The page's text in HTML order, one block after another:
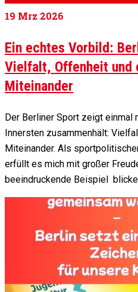
19 Mrz 2026
Ein echtes Vorbild:
Vielfalt, Offenheit und
Miteinander
Der Berliner Sport zeigt einmal
Innersten zusammenhält:
Miteinander. Als
erfüllt es mich mit großer
beeindruckende Beispiel